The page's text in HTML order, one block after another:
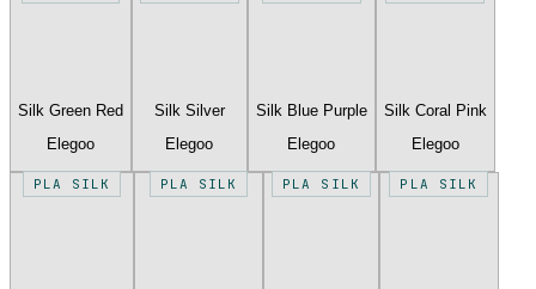
Silk Green Red
Elegoo
Silk Silver
Elegoo
Silk Blue Purple
Elegoo
Silk Coral Pink
Elegoo
PLA SILK PLA SILK PLA SILK PLA SILK